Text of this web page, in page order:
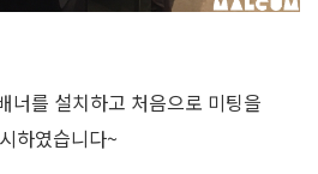
너를 설치하고 처음으로 미팅을
하였습니다~